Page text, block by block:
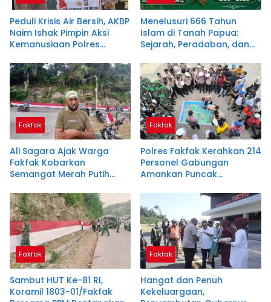
Peduli Krisis Air Bersih, AKBP
Naim Ishak Pimpin Aksi
Kemanusiaan Polres
Menelusuri 666 Tahun
Islam di Tanah Papua:
Sejarah, Peradaban, dan
Batu
Fakfak
Ali Sagara Ajak Warga
Fakfak Kobarkan
Semangat Merah Putih
Bendera 1.200 Meter
Fakfak
Polres Fakfak Kerahkan 214
Personel Gabungan
Amankan Puncak
Islam di Tanah Papua
Fakfak
Sambut HUT Ke-81 RI,
Koramil 1803-01/Fakfak
Fakfak
Hangat dan Penuh
Kekeluargaan,